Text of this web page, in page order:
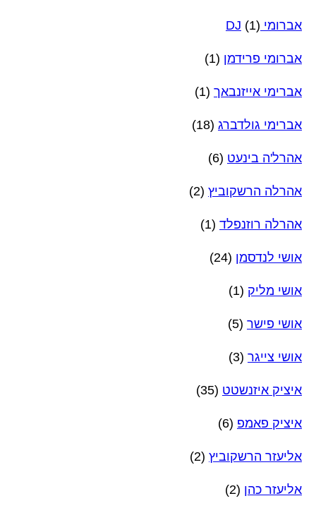
אברומי DJ (1)
אברומי פרידמן (1)
אברימי אייזנבאך (1)
אברימי גולדברג (18)
אהרל'ה בינעט (6)
אהרלה הרשקוביץ (2)
אהרלה רוזנפלד (1)
אושי לנדסמן (24)
אושי מליק (1)
אושי פישר (5)
אושי צייגר (3)
איציק איזנשטט (35)
איציק פאמפ (6)
אליעזר הרשקוביץ (2)
אליעזר כהן (2)